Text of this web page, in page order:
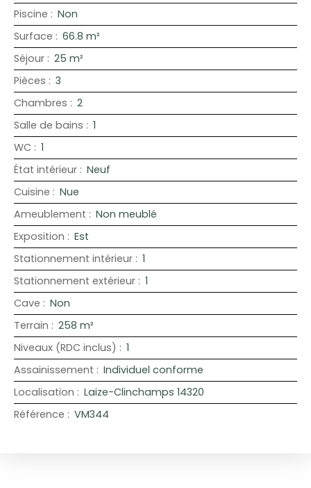
Piscine : Non
Surface : 66.8 m²
Séjour : 25 m²
Pièces : 3
Chambres : 2
Salle de bains : 1
WC : 1
État intérieur : Neuf
Cuisine : Nue
Ameublement : Non meublé
Exposition : Est
Stationnement intérieur : 1
Stationnement extérieur : 1
Cave : Non
Terrain : 258 m²
Niveaux (RDC inclus) : 1
Assainissement : Individuel conforme
Localisation : Laize-Clinchamps 14320
Référence : VM344